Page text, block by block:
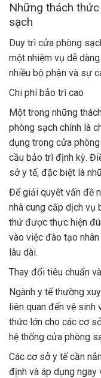
Những thách
sạch
Duy trì cửa phòng
một nhiệm vụ dễ
nhiều bộ phận và sự
Chi phí bảo trì cao
Một trong những
phòng sạch chính là
dụng trong cửa
cầu bảo trì định kỳ.
sở y tế, đặc biệt là
Để giải quyết vấn đề
nhà cung cấp dịch
thứ được thực hiện
vào việc đào tạo
lâu dài.
Thay đổi tiêu chuẩn
Ngành y tế thường
liên quan đến vệ sinh
thức lớn cho các cơ
hệ thống cửa phòng
Các cơ sở y tế cần
định và áp dụng ngay